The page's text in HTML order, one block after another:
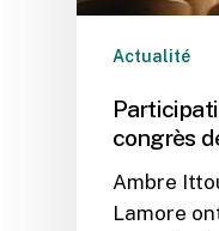
Actualité
congrès
Ambre
Lamore